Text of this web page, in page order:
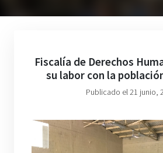
Fiscalía de Derechos
su labor con la
Publicado el 21 junio,